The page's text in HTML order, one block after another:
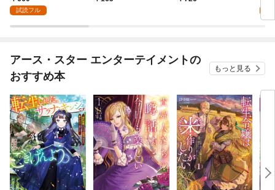
令嬢、嫁ぎ先で幸せを
店共通特典イラスト
試読フル
版
アース・スター エンターテイメントの
おすすめ本
もっと見る